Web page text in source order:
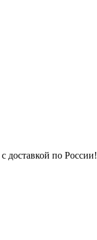
доставкой по России!